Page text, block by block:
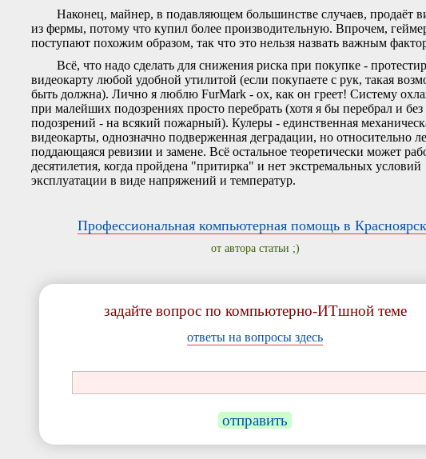
Наконец, майнер, в подавляющем большинстве случаев, продаёт
из фермы, потому что купил более производительную. Впрочем,
поступают похожим образом, так что это нельзя назвать важным
Всё, что надо сделать для снижения риска при покупке -
видеокарту любой удобной утилитой (если покупаете с рук, такая
быть должна). Лично я люблю FurMark - ох, как он греет! Систему
при малейших подозрениях просто перебрать (хотя я бы перебрал и без
подозрений - на всякий пожарный). Кулеры - единственная
видеокарты, однозначно подверженная деградации, но относительно
поддающаяся ревизии и замене. Всё остальное теоретически может
десятилетия, когда пройдена "притирка" и нет экстремальных условий
эксплуатации в виде напряжений и температур.
Профессиональная компьютерная помощь в
от автора статьи ;)
задайте вопрос по компьютерно-ИТшной теме
ответы на вопросы здесь
отправить